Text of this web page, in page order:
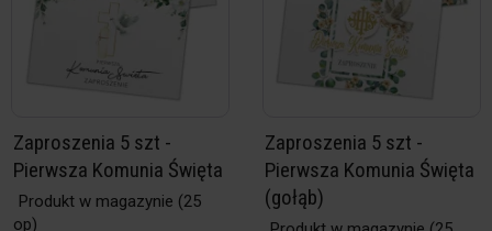
Zaproszenia 5 szt -
Pierwsza Komunia Święta
Produkt w magazynie (25
op)
Zaproszenia 5 szt -
Pierwsza Komunia Święta
(gołąb)